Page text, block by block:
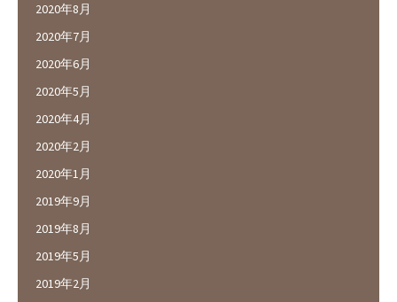
2020年8月
2020年7月
2020年6月
2020年5月
2020年4月
2020年2月
2020年1月
2019年9月
2019年8月
2019年5月
2019年2月